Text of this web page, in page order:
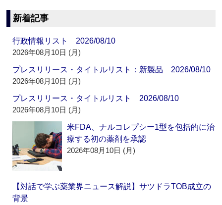
新着記事
行政情報リスト 2026/08/10
2026年08月10日 (月)
プレスリリース・タイトルリスト：新製品 2026/08/10
2026年08月10日 (月)
プレスリリース・タイトルリスト 2026/08/10
2026年08月10日 (月)
米FDA、ナルコレプシー1型を包括的に治
療する初の薬剤を承認
2026年08月10日 (月)
【対話で学ぶ薬業界ニュース解説】サツドラTOB成立の
背景